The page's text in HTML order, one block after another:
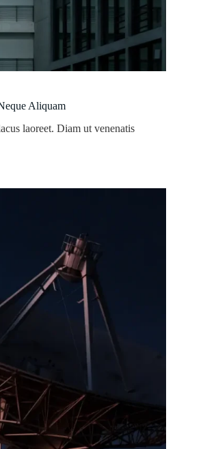
Aliquam
laoreet. Diam ut venenatis